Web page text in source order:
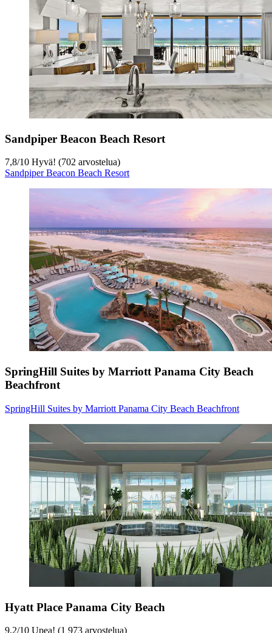
Sandpiper Beacon Beach Resort
7,8/10 Hyvä! (702 arvostelua)
Sandpiper Beacon Beach Resort
SpringHill Suites by Marriott Panama City Beach
Beachfront
SpringHill Suites by Marriott Panama City Beach Beachfront
Hyatt Place Panama City Beach
9,2/10 Upea! (1 973 arvostelua)